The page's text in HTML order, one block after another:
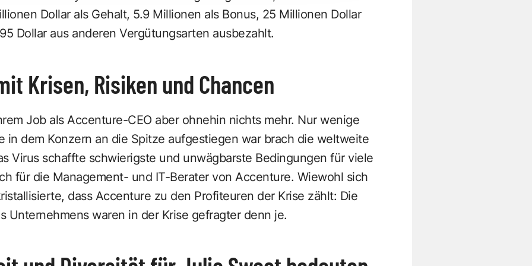
Dollar als Gehalt, 5.9 Millionen als Bonus, 25 Millionen Dollar
Dollar aus anderen Vergütungsarten ausbezahlt.
Krisen, Risiken und Chancen
Job als Accenture-CEO aber ohnehin nichts mehr. Nur wenige
in dem Konzern an die Spitze aufgestiegen war brach die weltweite
Virus schaffte schwierigste und unwägbarste Bedingungen für viele
für die Management- und IT-Berater von Accenture. Wiewohl sich
dass Accenture zu den Profiteuren der Krise zählt: Die
Unternehmens waren in der Krise gefragter denn je.